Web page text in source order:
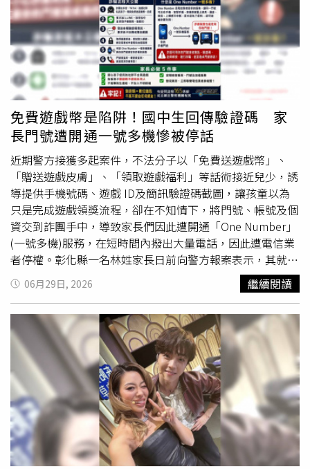
但最後始終沒有成功。動物專家分析，這頭小野豬幼年時很
可能因母豬死亡而失去照顧，在流浪期間接受羅先生餵養
後，早已把對方視為自己的主人，因此始終跟著他生活，不
願再回到野外。羅先生也坦言，相處多年早已培養出深厚感
情，加上擔心牠放生後跑到其他住家覓食，最後恐怕淪為別
人的一餐，因此決定繼續留在身邊照顧。隨著「麵條」逐漸
長大，羅先生開始把牠吃飯、散步、玩耍及與家人互動的生
活日常拍成短影音，分享到抖音等社群平台，沒想到意外爆
紅，目前已累積近22萬名粉絲，也為他帶來穩定的流量收
益。不少養豬場與民眾看上「麵條」的體格與健康狀況，陸
續詢問是否能提供配種服務，甚至有許多網友留言，希望自
家母豬也能與牠配種。羅先生透露，最近就有豬場老闆將
「麵條」借去替兩頭母豬配種，每頭收費人民幣1000元
（約新台幣4100元），不過，「麵條」完成配種返家後，
一度出現大量掉毛、精神不佳等情況，讓他相當擔心，幸好
經過一段時間細心照料後，身體已逐漸恢復，不僅重新長出
濃密毛髮，體重也增加到約200斤（約100公斤），健康狀
況恢復穩定。羅先生表示，「麵條」每天的伙食費僅約人民
幣10元（約新台幣41元），飼養成本並不高，但靠著短影
音平台的流量分潤，加上配種收入，上個月總收入已超過人
民幣2萬元，比自己外出工作的薪資還高，讓他直呼完全沒
想到，當初一時善心收養的小野豬，如今竟成了家裡最會賺
錢的成員。事件曝光後，引發網友熱烈討論，有人笑說「真
正養家的是野豬，不是主人」、「牠把主人當家人，主人把
牠培養成金雞母」、「人家拿你當兄弟，你卻安排牠去賺
錢」，也有人好奇野豬與家豬配種後的後代會是什麼模樣。
不過，專家也提醒，野豬屬於野生動物，成年後力量及警戒
心都相當強，若受到驚嚇或誤認遭受攻擊，仍可能出現攻擊
免費遊戲幣是陷阱！國中生回傳驗證碼 家
長門號遭開通一號多機慘被停話
近期警方接獲多起案件，不法分子以「免費送遊戲幣」、
「贈送遊戲皮膚」、「領取遊戲福利」等話術接近兒少，誘
導提供手機號碼、遊戲 ID及簡訊驗證碼截圖，讓孩童以為
只是完成遊戲領獎流程，卻在不知情下，將門號、帳號及個
資交到詐團手中，導致家長們因此遭開通「One Number」
(一號多機)服務，在短時間內撥出大量電話，因此遭電信業
者停權。彰化縣一名林姓家長日前向警方報案表示，其就讀
國中八年級的女兒今年3月中旬在
瀏覽直播主發布影
片，內容宣稱可免費送遊戲幣、保底取得虛擬裝備，並引導
其女兒加入LINE聯繫。對方聲稱只要提供手機號碼登記，
即可領取遊戲皮膚，女兒因此陸續收到Tinder、JustDating
等非遊戲平臺OTP驗證碼簡訊，並依指示回傳驗證碼，未料
2個月後，家長就陸續收到電信業者通知，其名下門號已由
網路開通「One Number」（一號多機）服務，數日後又因
門號異常使用而遭停話。經向電信業者調閱通話明細，發現
該門號短時間內竟撥出近百通電話，才驚覺其門號遭詐騙集
團利用。近期警方接獲多起有孩子回傳OTP驗證碼，導致家
長門號遭開通一號多機服務，並因短時間內撥出大量電話遭
停話。（圖／翻攝畫面）刑事局指出，「One Number」
06月29日, 2026 繼續閱讀